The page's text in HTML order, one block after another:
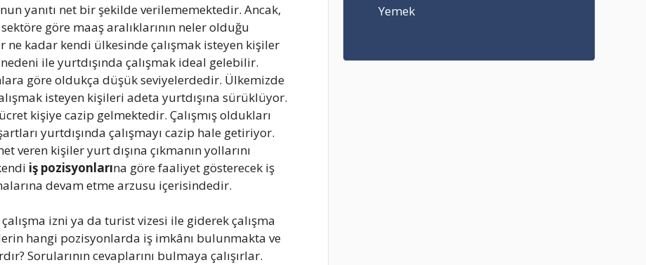
yanıtı net bir şekilde verilememektedir. Ancak,
göre maaş aralıklarının neler olduğu
kadar kendi ülkesinde çalışmak isteyen kişiler
ile yurtdışında çalışmak ideal gelebilir.
göre oldukça düşük seviyelerdedir. Ülkemizde
isteyen kişileri adeta yurtdışına sürüklüyor.
kişiye cazip gelmektedir. Çalışmış oldukları
yurtdışında çalışmayı cazip hale getiriyor.
veren kişiler yurt dışına çıkmanın yollarını
iş pozisyonlarına göre faaliyet gösterecek iş
devam etme arzusu içerisindedir.
izni ya da turist vizesi ile giderek çalışma
hangi pozisyonlarda iş imkânı bulunmakta ve
Sorularının cevaplarını bulmaya çalışırlar.
Yemek